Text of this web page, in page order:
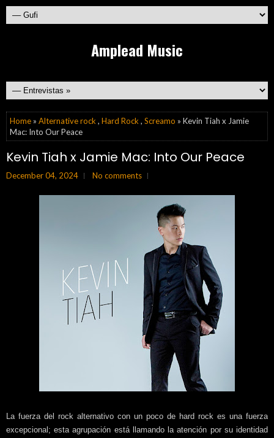
Amplead Music
Home » Alternative rock , Hard Rock , Screamo » Kevin Tiah x Jamie
Mac: Into Our Peace
Kevin Tiah x Jamie Mac: Into Our Peace
December 04, 2024 No comments
La fuerza del rock alternativo con un poco de hard rock es una fuerza
excepcional; esta agrupación está llamando la atención por su identidad